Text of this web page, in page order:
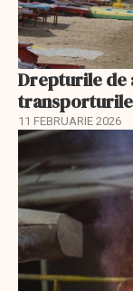
Drepturile de
11 FEBRUARIE 2026